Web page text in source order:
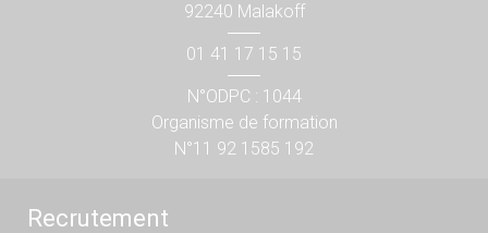
92240 Malakoff
01 41 17 15 15
N°ODPC : 1044
Organisme de formation
N°11 92 1585 192
Recrutement